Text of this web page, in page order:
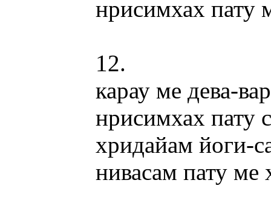
нрисимхах пату
12.
карау ме дева-
нрисимхах пату
хридайам йоги-
нивасам пату ме